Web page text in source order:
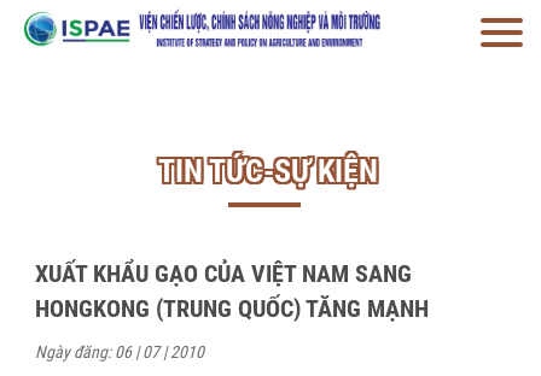
TIN TỨC-SỰ KIỆN
XUẤT KHẨU GẠO CỦA VIỆT NAM SANG
HONGKONG (TRUNG QUỐC) TĂNG MẠNH
Ngày đăng: 06 | 07 | 2010